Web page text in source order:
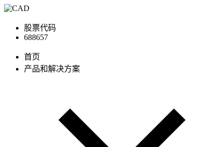
股票代码
688657
首页
产品和解决方案